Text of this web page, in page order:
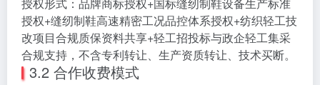
授权形式：品牌商标授权+国标缝纫制鞋设备生产标准
授权+缝纫制鞋高速精密工况品控体系授权+纺织轻工技
改项目合规质保资料共享+轻工招投标与政企轻工集采
合规支持，不含专利转让、生产资质转让、技术买断。
3.2 合作收费模式